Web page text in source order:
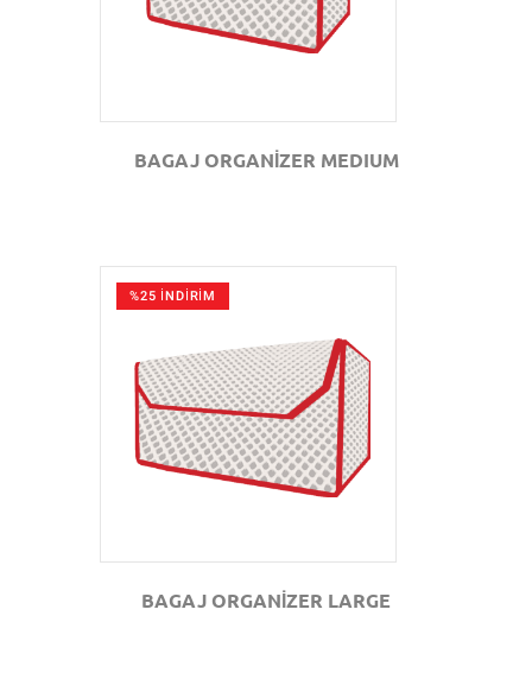
BAGAJ ORGANİZER MEDIUM
%25 İNDİRİM
GÖZAT
BAGAJ ORGANİZER LARGE